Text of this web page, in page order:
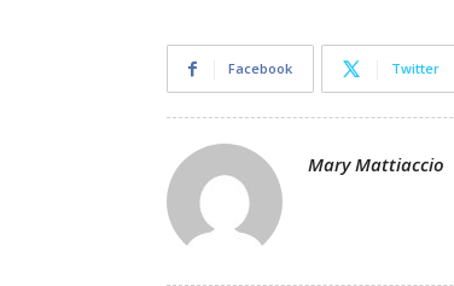
Facebook Twitter
Mary Mattiaccio